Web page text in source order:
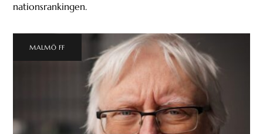
nationsrankingen.
MALMÖ FF